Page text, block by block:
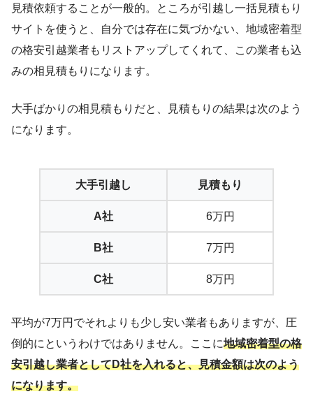
見積依頼することが一般的。ところが引越し一括見積もり
サイトを使うと、自分では存在に気づかない、地域密着型
の格安引越業者もリストアップしてくれて、この業者も込
みの相見積もりになります。
大手ばかりの相見積もりだと、見積もりの結果は次のよう
になります。
大手引越し 見積もり
A社 6万円
B社 7万円
C社 8万円
平均が7万円でそれよりも少し安い業者もありますが、圧
倒的にというわけではありません。ここに地域密着型の格
安引越し業者としてD社を入れると、見積金額は次のよう
になります。